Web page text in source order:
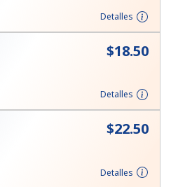
Detalles
⁦$18.50⁩
Detalles
⁦$22.50⁩
Detalles